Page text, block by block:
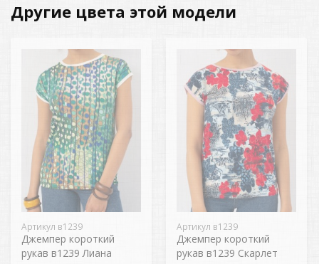
Другие цвета этой модели
Артикул в1239
Джемпер короткий
рукав в1239 Лиана
Артикул в1239
Джемпер короткий
рукав в1239 Скарлет